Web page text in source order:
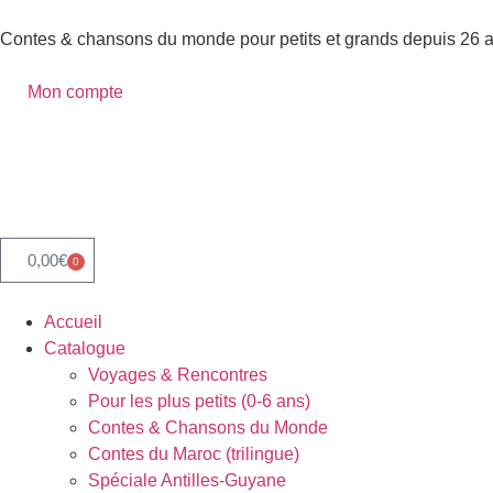
Contes & chansons du monde pour petits et grands depuis 26
Mon compte
0,00€ 0
Accueil
Catalogue
Voyages & Rencontres
Pour les plus petits (0-6 ans)
Contes & Chansons du Monde
Contes du Maroc (trilingue)
Spéciale Antilles-Guyane